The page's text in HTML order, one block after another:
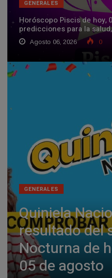
GENERALES
Horóscopo Piscis de hoy,
predicciones para la
Agosto 06, 2026 0
GENERALES
Quiniela
resultado del
Nocturna de
05 de agosto